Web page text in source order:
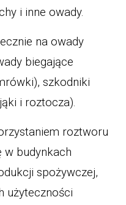
i inne owady.
na owady
biegające
szkodniki
i roztocza).
roztworu
w budynkach
spożywczej,
użyteczności